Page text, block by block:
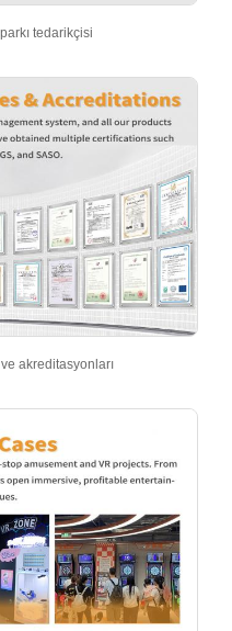
tedarikçisi
akreditasyonları